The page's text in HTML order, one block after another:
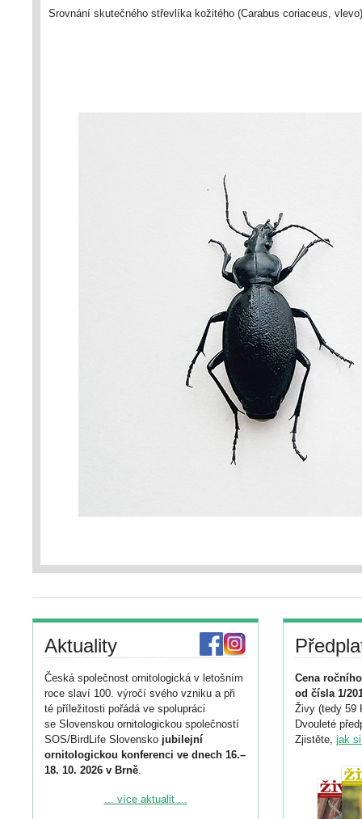
Srovnání skutečného střevlíka kožitého (Carabus coriaceus,
Aktuality
Česká společnost ornitologická v letošním
roce slaví 100. výročí svého vzniku a při
té příležitosti pořádá ve spolupráci
se Slovenskou ornitologickou společností
SOS/BirdLife Slovensko jubilejní
ornitologickou konferenci ve dnech 16.–
18. 10. 2026 v Brně.
Podrobnější informace ke konferenci
... více aktualit ...
Cena
od čísla 1/
Živy (tedy 59
Dvouleté
Zjistěte, jak